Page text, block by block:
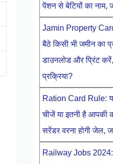
पेंशन से बेटियों का नाम,
Jamin Property
बैठे किसी भी जमीन का
डाउनलोड और प्रिंट करें,
प्रक्रिया?
Ration Card Rule:
चीजें या इतनी है आपकी
सरेंडर वरना होगी जेल,
Railway Jobs